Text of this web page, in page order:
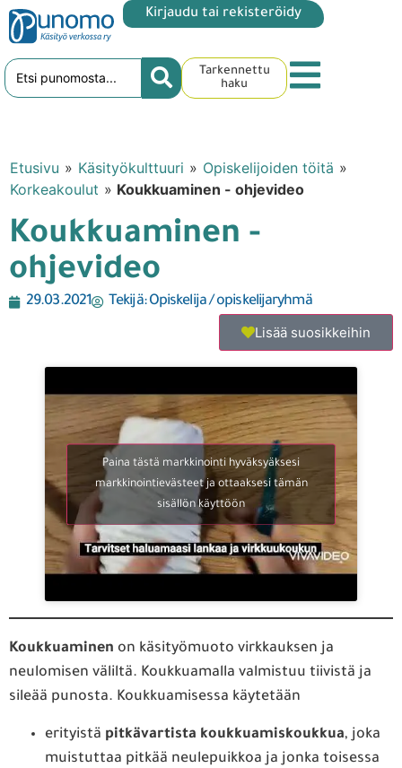
Kirjaudu tai rekisteröidy
Tarkennettu
haku
Etusivu » Käsityökulttuuri » Opiskelijoiden töitä »
Korkeakoulut » Koukkuaminen - ohjevideo
Koukkuaminen -
ohjevideo
29.03.2021 Tekijä:Opiskelija / opiskelijaryhmä
Lisää suosikkeihin
Paina tästä markkinointi hyväksyäksesi
markkinointievästeet ja ottaaksesi tämän
sisällön käyttöön
Koukkuaminen on käsityömuoto virkkauksen ja
neulomisen väliltä. Koukkuamalla valmistuu tiivistä ja
sileää punosta. Koukkuamisessa käytetään
erityistä pitkävartista koukkuamiskoukkua, joka
muistuttaa pitkää neulepuikkoa ja jonka toisessa